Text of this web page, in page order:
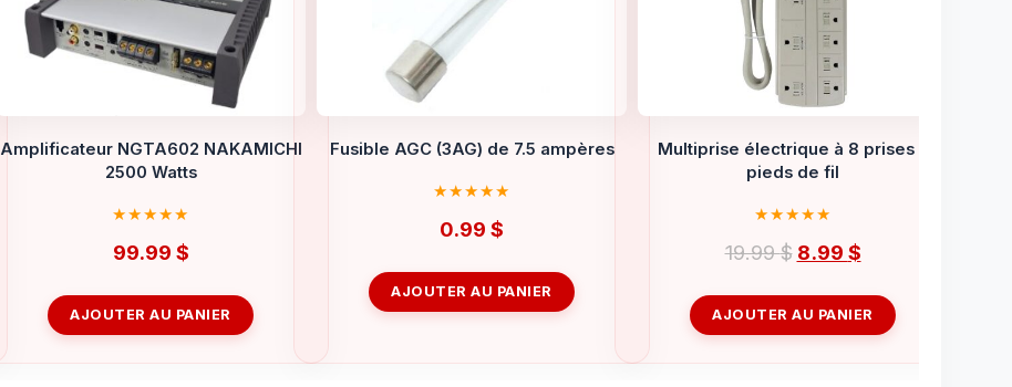
Amplificateur NGTA602 NAKAMICHI
2500 Watts
99.99 $
AJOUTER AU PANIER
Fusible AGC (3AG) de 7.5 ampères
0.99 $
AJOUTER AU PANIER
Multiprise électrique à 8 prises 3
pieds de fil
19.99$ Le
initial
8.99 $Le
actuel
AJOUTER AU PANIER